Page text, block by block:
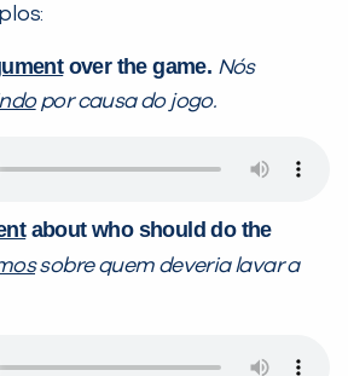
over the game. Nós
por causa do jogo.
about who should do the
sobre quem deveria lavar a